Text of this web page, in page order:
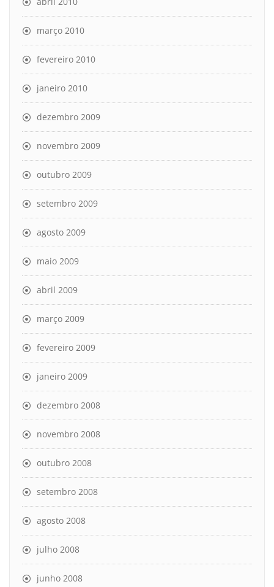
março 2010
fevereiro 2010
janeiro 2010
dezembro 2009
novembro 2009
outubro 2009
setembro 2009
agosto 2009
maio 2009
abril 2009
março 2009
fevereiro 2009
janeiro 2009
dezembro 2008
novembro 2008
outubro 2008
setembro 2008
agosto 2008
julho 2008
junho 2008